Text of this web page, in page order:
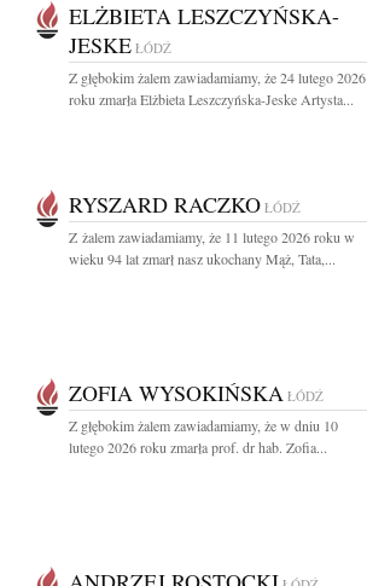
ELŻBIETA LESZCZYŃSKA-
JESKE ŁÓDŹ
Z głębokim żalem zawiadamiamy, że 24 lutego 2026
roku zmarła Elżbieta Leszczyńska-Jeske Artysta...
RYSZARD RACZKO ŁÓDŹ
Z żalem zawiadamiamy, że 11 lutego 2026 roku w
wieku 94 lat zmarł nasz ukochany Mąż, Tata,...
ZOFIA WYSOKIŃSKA ŁÓDŹ
Z głębokim żalem zawiadamiamy, że w dniu 10
lutego 2026 roku zmarła prof. dr hab. Zofia...